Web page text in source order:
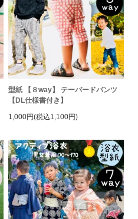
型紙 【８way】 テーパードパンツ
【DL仕様書付き】
1,000円(税込1,100円)